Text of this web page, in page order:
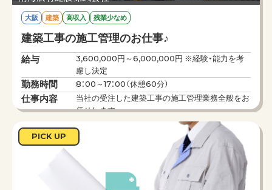
大阪 建築 高収入 残業少なめ
建築工事の施工管理のお仕事♪
給与
3,600,000円～6,000,000円 ※経験・能力を考
慮し決定
勤務時間 8：00～17：00（休憩60分）
仕事内容
当社の受注した建築工事の施工管理業務全般をお
任せします。
＜具体的には＞
・工程管理／作業が工期内に完了するよう人員の
配置やスケジュール調整・進捗管理を行います。
・品質管理／仕様書・設計図通りに工事が行われて
いるかの確認を行います。
PICK UP